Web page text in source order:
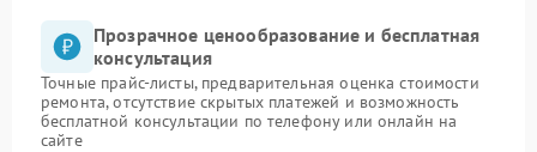
Прозрачное ценообразование и бесплатная
консультация
Точные прайс-листы, предварительная оценка стоимости
ремонта, отсутствие скрытых платежей и возможность
бесплатной консультации по телефону или онлайн на
сайте